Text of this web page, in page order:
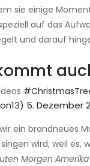
sie einige
auf das
und darauf
5. Dezember
ein brandneues
wird, weil
Morgen Amerika